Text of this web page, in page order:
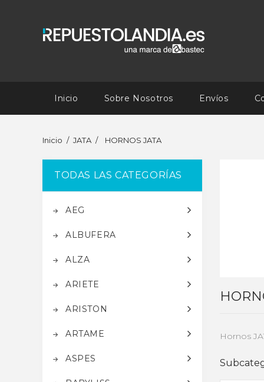
Inicio Sobre Nosotros Envíos
Inicio JATA HORNOS JATA
TODAS LAS CATEGORÍAS
AEG
ALBUFERA
ALZA
ARIETE
ARISTON
ARTAME
ASPES
Hornos